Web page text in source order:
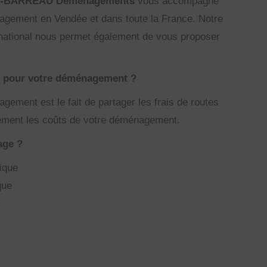
en Vendée et dans toute la France. Notre
nous permet également de vous proposer
pour votre déménagement ?
est le fait de partager les frais de routes
les coûts de votre déménagement.
?